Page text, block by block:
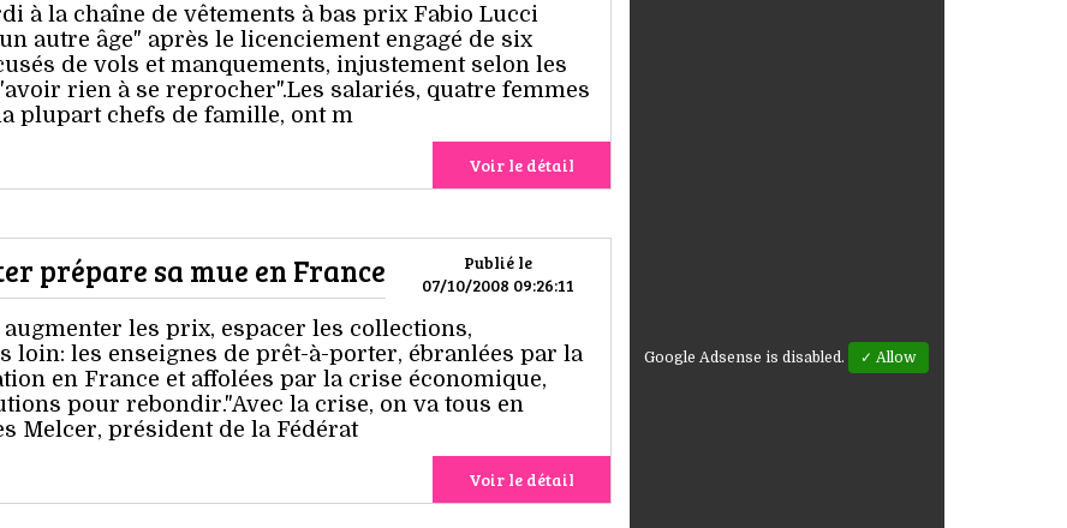
à la chaîne de vêtements à bas prix Fabio Lucci
autre âge" après le licenciement engagé de six
de vols et manquements, injustement selon les
rien à se reprocher".Les salariés, quatre femmes
plupart chefs de famille, ont m
Voir le détail
Publié le
07/10/2008 09:26:11
prépare sa mue en France
les prix, espacer les collections,
loin: les enseignes de prêt-à-porter, ébranlées par la
en France et affolées par la crise économique,
pour rebondir."Avec la crise, on va tous en
Melcer, président de la Fédérat
Voir le détail
Google Adsense is disabled. ✓ Allow